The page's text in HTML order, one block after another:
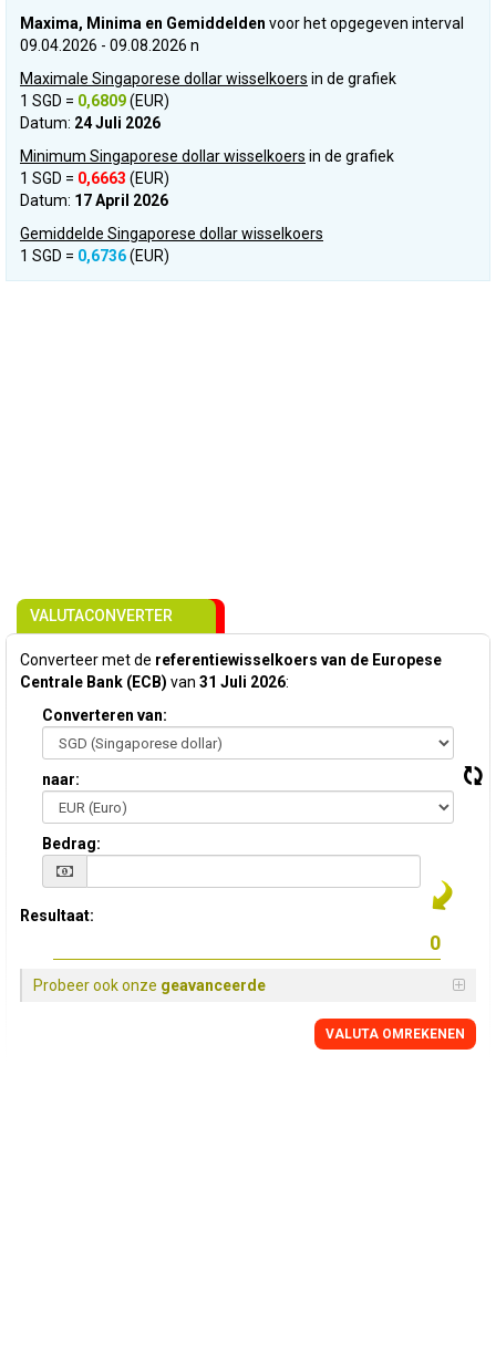
Maxima, Minima en Gemiddelden voor het opgegeven interval
09.04.2026 - 09.08.2026 n
Maximale Singaporese dollar wisselkoers in de grafiek
1 SGD = 0,6809(EUR)
Datum: 24 Juli 2026
Minimum Singaporese dollar wisselkoers in de grafiek
1 SGD = 0,6663 (EUR)
Datum: 17 April 2026
Gemiddelde Singaporese dollar wisselkoers
1 SGD = 0,6736(EUR)
VALUTACONVERTER
Converteer met de referentiewisselkoers van de Europese
Centrale Bank (ECB) van 31 Juli 2026:
Converteren van:
naar:
Bedrag:
Resultaat:
Probeer ook onze geavanceerde
VALUTA OMREKENEN